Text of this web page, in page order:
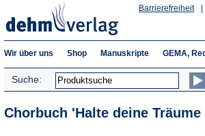
Barrierefreiheit
Wir über uns Shop Manuskripte GEMA,
Suche:
Chorbuch 'Halte deine